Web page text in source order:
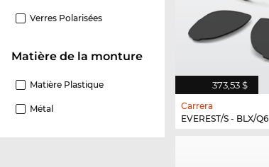
Verres Polarisées
Matière de la monture
Matière Plastique
Métal
373,53 $
Carrera
EVEREST/S - BLX/Q6